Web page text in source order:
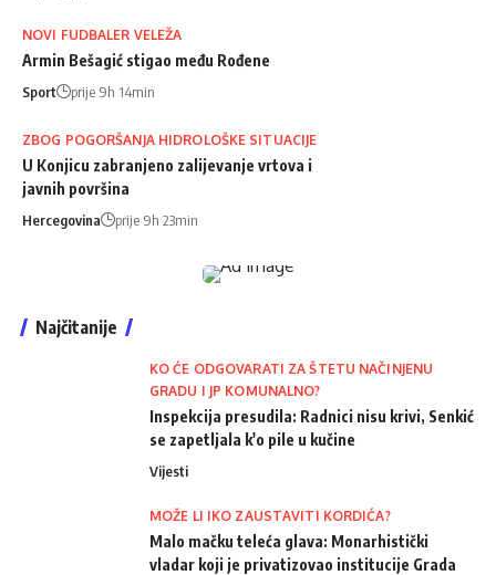
NOVI FUDBALER VELEŽA
Armin Bešagić stigao među Rođene
Sport prije 9h 14min
ZBOG POGORŠANJA HIDROLOŠKE SITUACIJE
U Konjicu zabranjeno zalijevanje vrtova i
javnih površina
Hercegovina prije 9h 23min
Najčitanije
KO ĆE ODGOVARATI ZA ŠTETU NAČINJENU
GRADU I JP KOMUNALNO?
Inspekcija presudila: Radnici nisu krivi, Senkić
se zapetljala k'o pile u kučine
Vijesti
MOŽE LI IKO ZAUSTAVITI KORDIĆA?
Malo mačku teleća glava: Monarhistički
vladar koji je privatizovao institucije Grada